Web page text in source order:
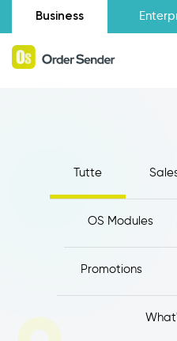
Business
Tutte
OS Modules
Promotions